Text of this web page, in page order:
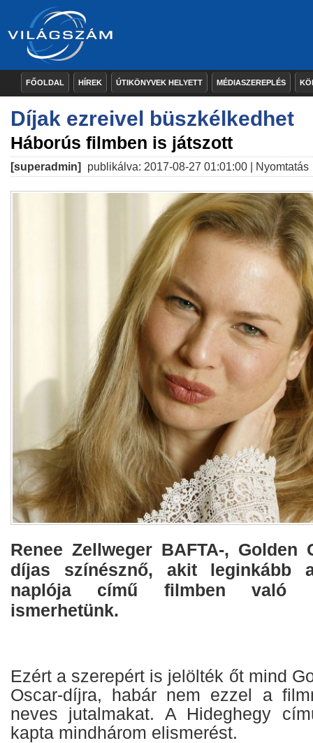
FŐOLDAL HÍREK ÚTIKÖNYVEK HELYETT MÉDIASZEREPLÉS
Díjak ezreivel büszkélkedhet
Háborús filmben is játszott
[superadmin] publikálva: 2017-08-27 01:01:00 | Nyomtatás
Renee Zellweger BAFTA-, Golden
díjas színésznő, akit leginkább
naplója című filmben való
ismerhetünk.
Ezért a szerepért is jelölték őt mind
Oscar-díjra, habár nem ezzel a
neves jutalmakat. A Hideghegy
kapta mindhárom elismerést.